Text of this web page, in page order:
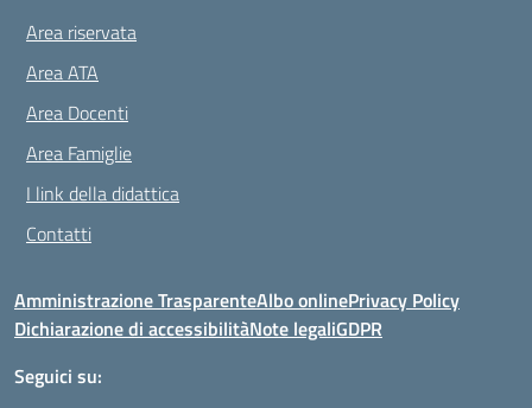
Area riservata
Area ATA
Area Docenti
Area Famiglie
I link della didattica
Contatti
Amministrazione TrasparenteAlbo onlinePrivacy Policy
Dichiarazione di accessibilitàNote legaliGDPR
Seguici su: